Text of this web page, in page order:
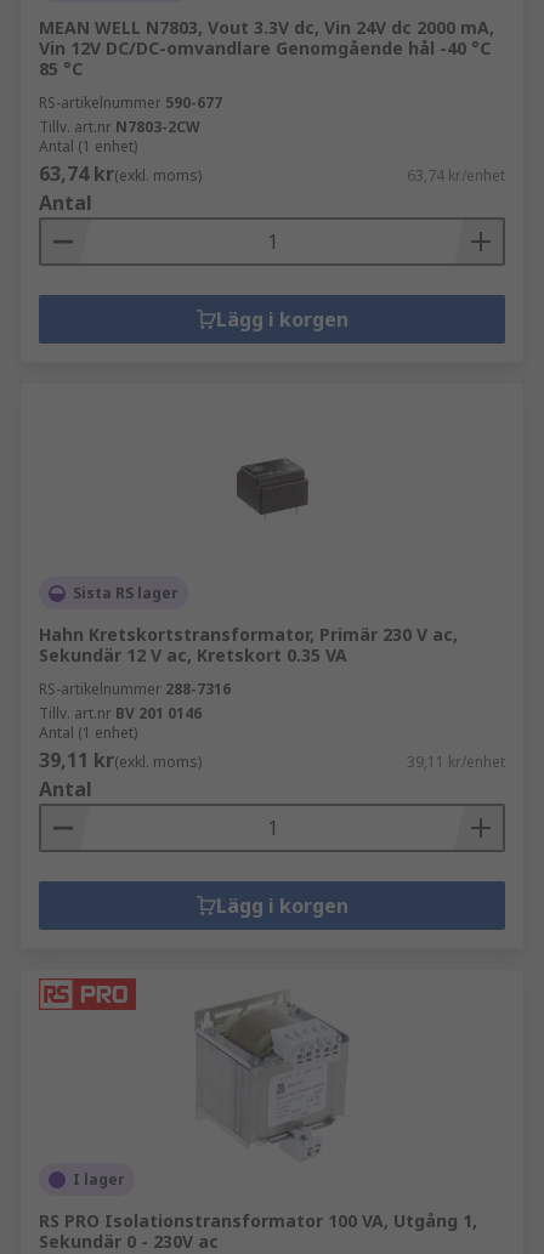
MEAN WELL N7803, Vout 3.3V dc, Vin 24V dc 2000 mA,
Vin 12V DC/DC-omvandlare Genomgående hål -40 °C
85 °C
RS-artikelnummer 590-677
Tillv. art.nr N7803-2CW
Antal (1 enhet)
63,74 kr(exkl. moms) 63,74 kr/enhet
Antal
Lägg i korgen
Sista RS lager
Hahn Kretskortstransformator, Primär 230 V ac,
Sekundär 12 V ac, Kretskort 0.35 VA
RS-artikelnummer 288-7316
Tillv. art.nr BV 201 0146
Antal (1 enhet)
39,11 kr(exkl. moms) 39,11 kr/enhet
Antal
Lägg i korgen
I lager
RS PRO Isolationstransformator 100 VA, Utgång 1,
Sekundär 0 - 230V ac